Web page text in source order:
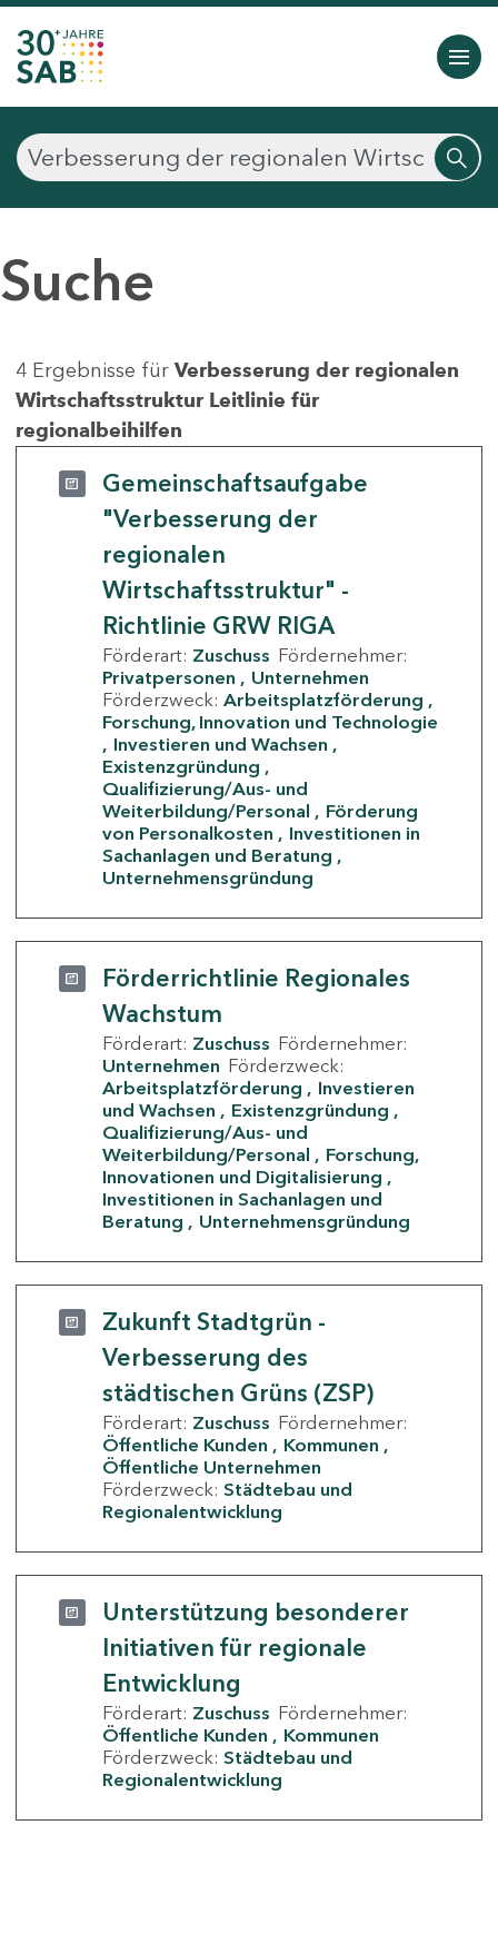
Suche
4 Ergebnisse für Verbesserung der regionalen
Wirtschaftsstruktur Leitlinie für
regionalbeihilfen
Gemeinschaftsaufgabe
"Verbesserung der
regionalen
Wirtschaftsstruktur" -
Richtlinie GRW RIGA
Förderart: Zuschuss Fördernehmer:
Privatpersonen
Unternehmen
Förderzweck: Arbeitsplatzförderung
Forschung, Innovation und Technologie
Investieren und Wachsen
Existenzgründung
Qualifizierung/Aus- und
Weiterbildung/Personal
Förderung
von Personalkosten
Investitionen in
Sachanlagen und Beratung
Unternehmensgründung
Förderrichtlinie Regionales
Wachstum
Förderart: Zuschuss Fördernehmer:
Unternehmen Förderzweck:
Arbeitsplatzförderung
Investieren
und Wachsen
Existenzgründung
Qualifizierung/Aus- und
Weiterbildung/Personal
Forschung,
Innovationen und Digitalisierung
Investitionen in Sachanlagen und
Beratung
Unternehmensgründung
Zukunft Stadtgrün -
Verbesserung des
städtischen Grüns (ZSP)
Förderart: Zuschuss Fördernehmer:
Öffentliche Kunden
Kommunen
Öffentliche Unternehmen
Förderzweck: Städtebau und
Regionalentwicklung
Unterstützung besonderer
Initiativen für regionale
Entwicklung
Förderart: Zuschuss Fördernehmer:
Öffentliche Kunden
Kommunen
Förderzweck: Städtebau und
Regionalentwicklung